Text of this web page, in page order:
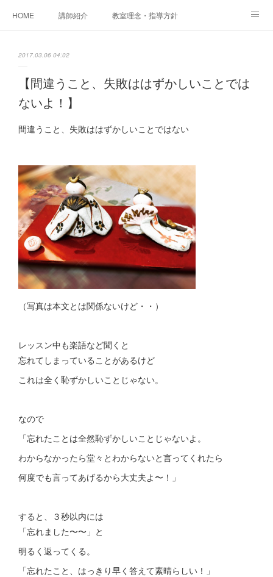
HOME 講師紹介 教室理念・指導方針
ご相談・体験レッスンお申し込み
2017.03.06 04:02
【間違うこと、失敗ははずかしいことでは
ないよ！】
間違うこと、失敗ははずかしいことではない
（写真は本文とは関係ないけど・・）
レッスン中も楽語など聞くと
忘れてしまっていることがあるけど
これは全く恥ずかしいことじゃない。
なので
「忘れたことは全然恥ずかしいことじゃないよ。
わからなかったら堂々とわからないと言ってくれたら
何度でも言ってあげるから大丈夫よ〜！」
すると、３秒以内には
「忘れました〜〜」と
明るく返ってくる。
「忘れたこと、はっきり早く答えて素晴らしい！」